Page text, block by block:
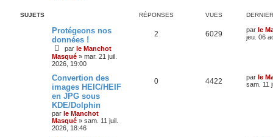
SUJETS RÉPONSES VUES
Protégeons nos
données !
par le Manchot
Masqué » mar. 21 juil.
2026, 19:00
2 6029 par le
jeu. 06
Convertion des
images HEIC/HEIF
en JPG sous
KDE/Dolphin
par le Manchot
Masqué » sam. 11 juil.
2026, 18:46
0 4422 par le
sam. 11